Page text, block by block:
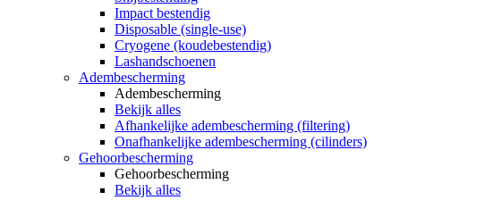
Impact bestendig
Disposable (single-use)
Cryogene (koudebestendig)
Lashandschoenen
Adembescherming
Adembescherming
Bekijk alles
Afhankelijke adembescherming (filtering)
Onafhankelijke adembescherming (cilinders)
Gehoorbescherming
Gehoorbescherming
Bekijk alles